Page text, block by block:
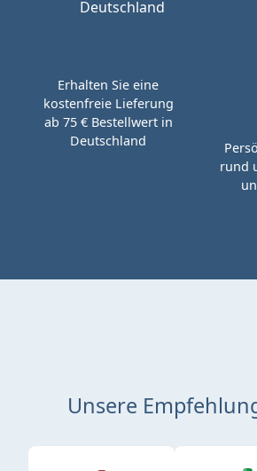
Erhalten Sie eine
kostenfreie Lieferung
ab 75 € Bestellwert in
Deutschland
rund
Unsere
Produktgalerie überspringen